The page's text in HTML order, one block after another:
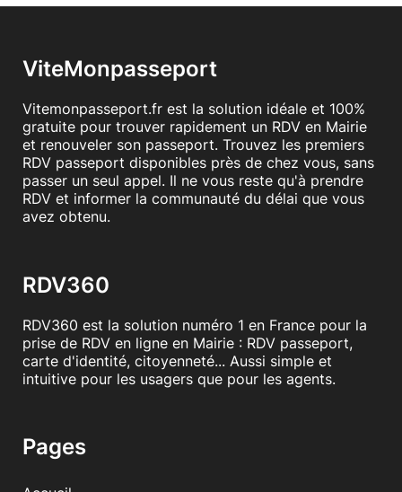
ViteMonpasseport
Vitemonpasseport.fr est la solution idéale et 100%
gratuite pour trouver rapidement un RDV en Mairie
et renouveler son passeport. Trouvez les premiers
RDV passeport disponibles près de chez vous, sans
passer un seul appel. Il ne vous reste qu'à prendre
RDV et informer la communauté du délai que vous
avez obtenu.
RDV360
RDV360 est la solution numéro 1 en France pour la
prise de RDV en ligne en Mairie : RDV passeport,
carte d'identité, citoyenneté... Aussi simple et
intuitive pour les usagers que pour les agents.
Pages